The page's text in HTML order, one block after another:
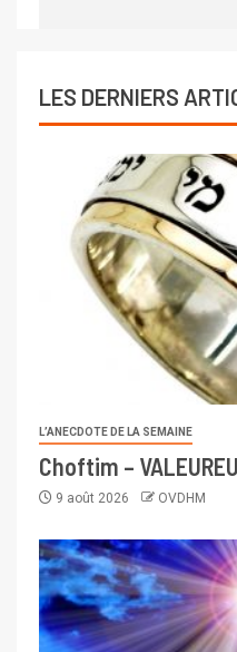
LES DERNIERS
L’ANECDOTE DE LA SEMAINE
Choftim –
9 août 2026 OVDHM